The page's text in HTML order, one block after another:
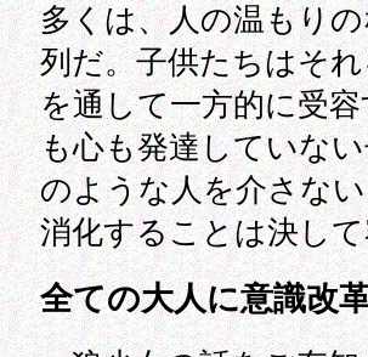
多くは、人の温もり
列だ。子供たちはそ
を通して一方的に受
も心も発達していな
のような人を介さな
消化することは決し
全ての大人に意識改